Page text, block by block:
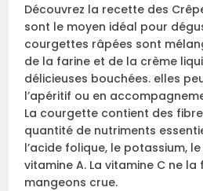
Découvrez la recette des
sont le moyen idéal pour
courgettes râpées sont
de la farine et de la crème
délicieuses bouchées. elles
l’apéritif ou en
La courgette contient des
quantité de nutriments
l’acide folique, le potassium,
vitamine A. La vitamine C ne
mangeons crue.